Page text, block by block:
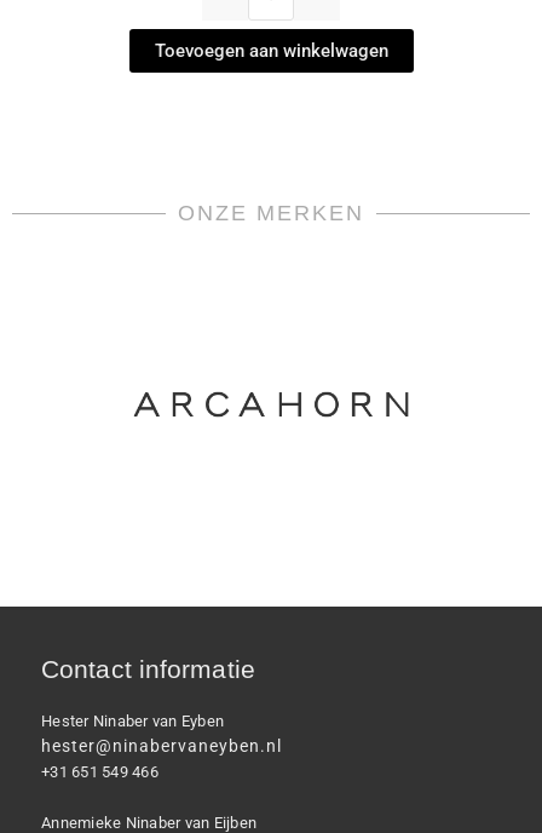
Georg
Jensen
Toevoegen aan winkelwagen
ONZE MERKEN
Contact informatie
Hester Ninaber van Eyben
hester@ninabervaneyben.nl
+31 651 549 466
Annemieke Ninaber van Eijben